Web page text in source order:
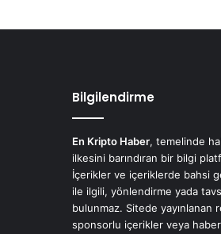
Bilgilendirme
En Kripto Haber, temelinde
ilkesini barındıran bir bilgi
İçerikler ve içeriklerde bahsi
ile ilgili, yönlendirme yada
bulunmaz. Sitede yayınlanan
sponsorlu içerikler veya